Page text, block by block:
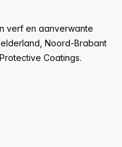
verf en aanverwante
Noord-Brabant
Coatings.